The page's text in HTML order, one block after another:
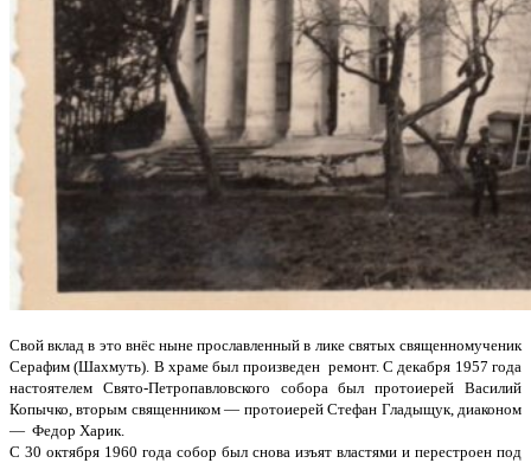
Свой вклад в это внёс ныне прославленный в лике святых священномученик
Серафим (Шахмуть). В храме был произведен ремонт. С декабря 1957 года
настоятелем Свято-Петропавловского собора был протоиерей Василий
Копычко, вторым священником — протоиерей Стефан Гладыщук, диаконом
— Федор Харик.
С 30 октября 1960 года собор был снова изъят властями и перестроен под